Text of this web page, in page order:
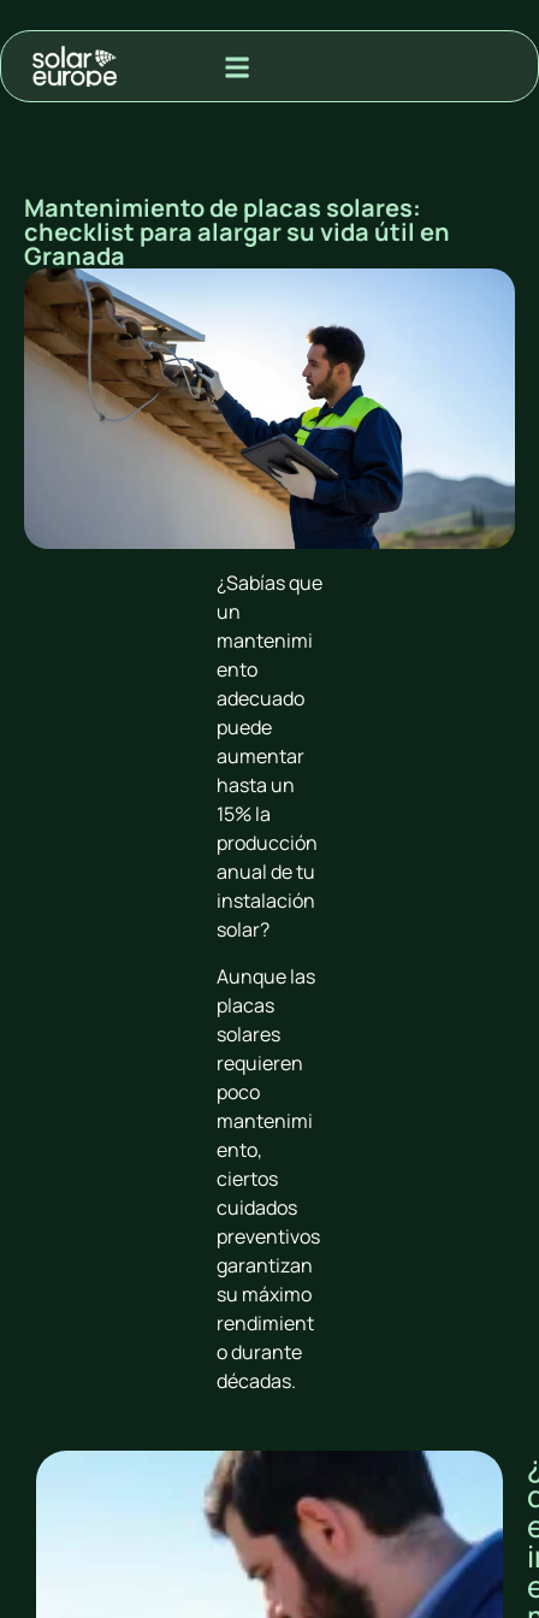
Mantenimiento de placas solares:
checklist para alargar su vida útil en
Granada
¿Sabías que
un
mantenimi
ento
adecuado
puede
aumentar
hasta un
15% la
producción
anual de tu
instalación
solar?
Aunque las
placas
solares
requieren
poco
mantenimi
ento,
ciertos
cuidados
preventivos
garantizan
su máximo
rendimient
o durante
décadas.